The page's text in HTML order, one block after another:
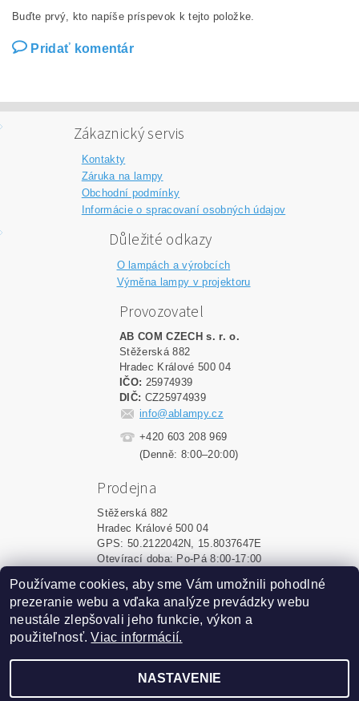
Buďte prvý, kto napíše príspevok k tejto položke.
Pridať komentár
Zákaznický servis
Kontakty
Záruka na lampy
Obchodní podmínky
Informácie o spracovaní osobných údajov
Důležité odkazy
O lampách a výrobcích
Výměna lampy v projektoru
Provozovatel
AB COM CZECH s. r. o.
Stěžerská 882
Hradec Králové 500 04
IČO: 25974939
DIČ: CZ25974939
info@ablampy.cz
+420 603 208 969
(Denně: 8:00–20:00)
Prodejna
Stěžerská 882
Hradec Králové 500 04
GPS: 50.2122042N, 15.8037647E
Otevírací doba: Po-Pá 8:00-17:00
Shoptet.sk MôjPrvýEshop.sk
Vytvoril Shoptet
Používame cookies, aby sme Vám umožnili pohodlné
prezeranie webu a vďaka analýze prevádzky webu
neustále zlepšovali jeho funkcie, výkon a
použiteľnosť.Viac informácií.
NASTAVENIE